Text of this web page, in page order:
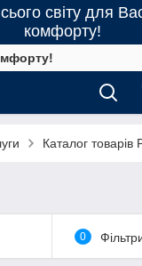
світу для
комфорту!
Каталог товарів
0